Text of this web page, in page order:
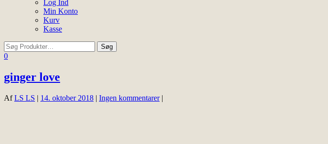
Log Ind
Min Konto
Kurv
Kasse
0
ginger love
AfLS LS | 14. oktober 2018 | Ingen kommentarer|